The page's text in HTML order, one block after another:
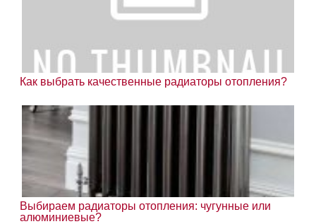
Как выбрать качественные радиаторы отопления?
Выбираем радиаторы отопления: чугунные или
алюминиевые?